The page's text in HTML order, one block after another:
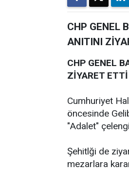
CHP GENEL
ANITINI
CHP GENEL
ZİYARET ETTİ
Cumhuriyet
öncesinde
"Adalet"
Şehitlği de
mezarlara